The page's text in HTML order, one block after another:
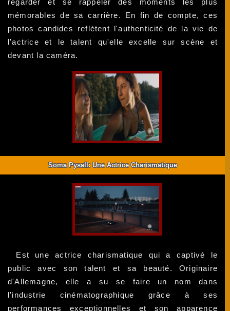
regarder et se rappeler des moments les plus
mémorables de sa carrière. En fin de compte, ces
photos candides reflètent l'authenticité de la vie de
l'actrice et le talent qu'elle excelle sur scène et
devant la caméra.
Soma Pysall: Une Actrice Charismatique
Est une actrice charismatique qui a captivé le
public avec son talent et sa beauté. Originaire
d'Allemagne, elle a su se faire un nom dans
l'industrie cinématographique grâce à ses
performances exceptionnelles et son apparence